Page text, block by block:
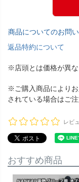
商品についてのお問
返品特約について
※店頭とは価格が異
※ご購入商品により
されている場合はご
レビ
おすすめ商品